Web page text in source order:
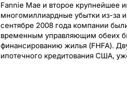
Fannie Mae и второе крупнейшее
многомиллиардные убытки из-за
сентябре 2008 года компании
временным управляющим обеих
финансированию жилья (FHFA).
ипотечного кредитования США,